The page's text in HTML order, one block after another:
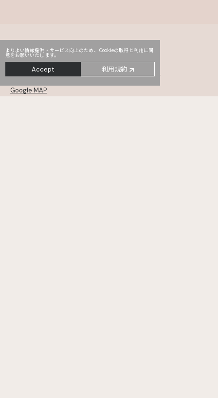
よりよい情報提供・サービス向上のため、Cookieの取得と利用に同
意をお願いいたします。
Accept 利用規約
Head Office PRO2 Third
〒107-0052 東京都港区赤坂2-14-5 Daiwa赤坂ビル 5・6F
Google MAP